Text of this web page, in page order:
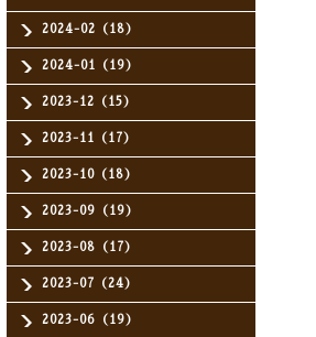
2024-02（18）
2024-01（19）
2023-12（15）
2023-11（17）
2023-10（18）
2023-09（19）
2023-08（17）
2023-07（24）
2023-06（19）